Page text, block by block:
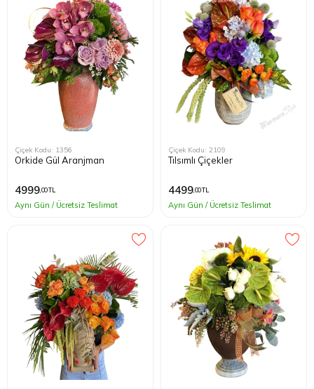
Çiçek Kodu: 1356
Orkide Gül Aranjman
4999,00 TL
Aynı Gün / Ücretsiz Teslimat
Çiçek Kodu: 2109
Tılsımlı Çiçekler
4499,00 TL
Aynı Gün / Ücretsiz Teslimat